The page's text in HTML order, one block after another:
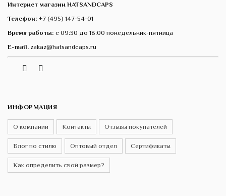
Интернет магазин HATSANDCAPS
Телефон: +7 (495) 147-54-01
Время работы: с 09:30 до 18:00 понедельник-пятница
E-mail. zakaz@hatsandcaps.ru
Telegram
ИНФОРМАЦИЯ
О компании Контакты Отзывы покупателей
Блог по стилю Оптовый отдел Сертификаты
Как определить свой размер?